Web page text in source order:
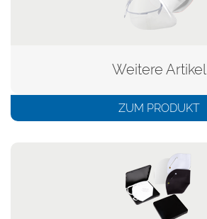
Weitere Artikel
ZUM PRODUKT